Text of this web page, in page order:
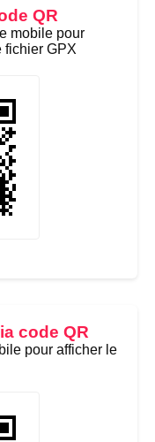
QR
mobile pour
fichier GPX
code QR
pour afficher le